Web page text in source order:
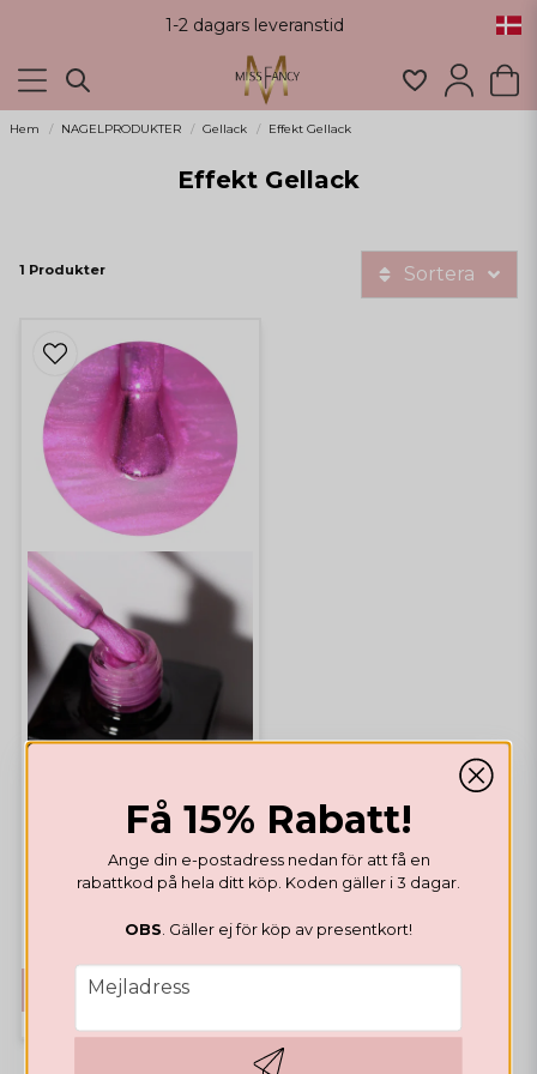
1-2 dagars leveranstid
Hem NAGELPRODUKTER Gellack Effekt Gellack
Effekt Gellack
1 Produkter Sortera
EFFEKT GELLACK
Gellack Lilac Dreams
65,98 DKK
KÖP
Få 15% Rabatt!
Ange din e-postadress nedan för att få en
rabattkod på hela ditt köp. Koden gäller i 3 dagar.
OBS . Gäller ej för köp av presentkort!
email
Mejladress